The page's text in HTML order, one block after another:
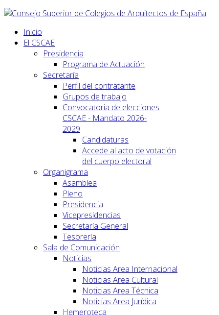
Inicio
El CSCAE
Presidencia
Programa de Actuación
Secretaría
Perfil del contratante
Grupos de trabajo
Convocatoria de elecciones
CSCAE - Mandato 2026-
2029
Candidaturas
Accede al acto de votación
del cuerpo electoral
Organigrama
Asamblea
Pleno
Presidencia
Vicepresidencias
Secretaría General
Tesorería
Sala de Comunicación
Noticias
Noticias Area Internacional
Noticias Area Cultural
Noticias Area Técnica
Noticias Area Jurídica
Hemeroteca